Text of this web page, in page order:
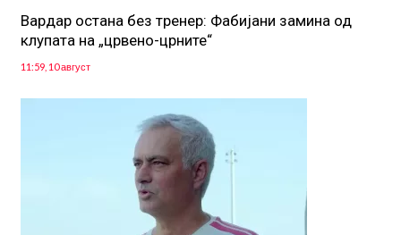
Вардар остана без тренер: Фабијани замина од
клупата на „црвено-црните“
11:59, 10 август